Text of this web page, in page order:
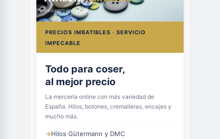
avalonmerceria.es
PRECIOS IMBATIBLES · SERVICIO
IMPECABLE
Todo para coser,
al mejor precio
La mercería online con más variedad de
España. Hilos, botones, cremalleras, encajes y
mucho más.
→Hilos Gütermann y DMC